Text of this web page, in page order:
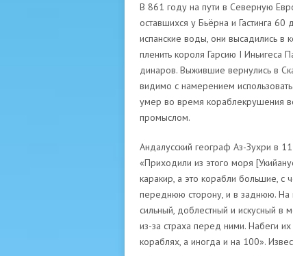
В 861 году на пути в Северную
оставшихся у Бьёрна и Гастинга
испанские воды, они высадились
пленить короля Гарсию I Иньигеса
динаров. Выжившие вернулись в
видимо с намерением
умер во время кораблекрушения
промыслом.
Андалусский географ Аз-Зухри в
«Приходили из этого моря
каракир, а это корабли большие, с
переднюю сторону, и в заднюю. На
сильный, доблестный и искусный в
из-за страха перед ними. Набеги
кораблях, а иногда и на 100».